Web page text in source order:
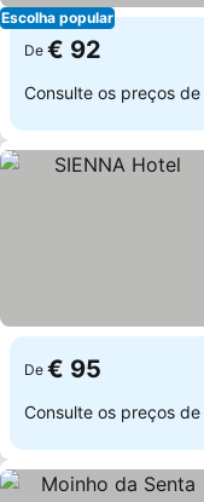
Escolha popular
De € 92
Consulte os preços de
De € 95
Consulte os preços de